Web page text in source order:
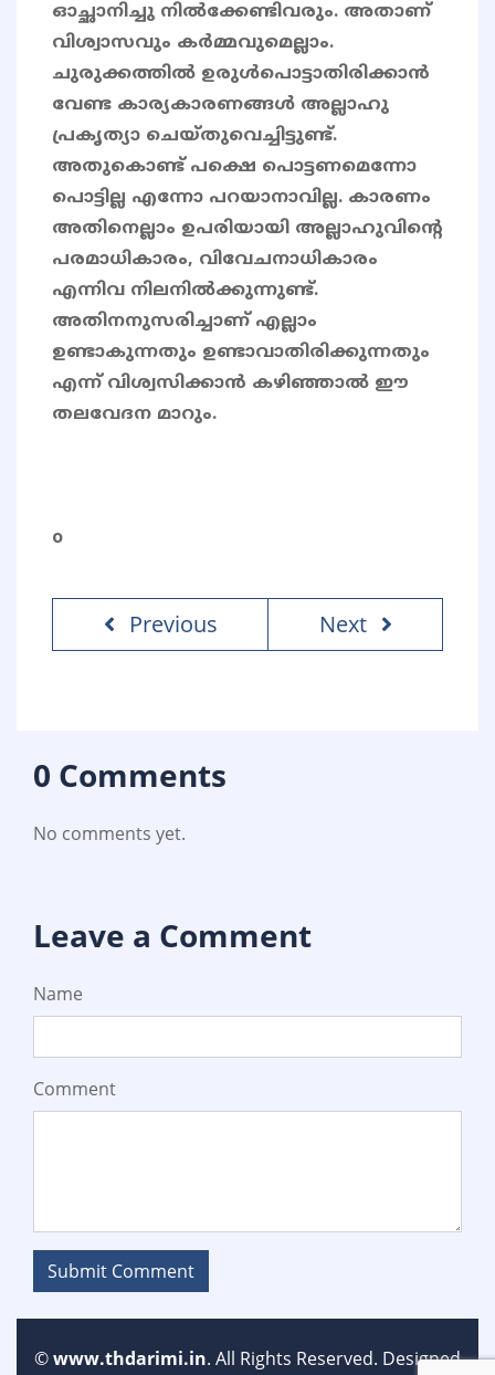
ഓച്ഛാനിച്ചു നിൽക്കേണ്ടിവരും. അതാണ്
വിശ്വാസവും കർമ്മവുമെല്ലാം.
ചുരുക്കത്തിൽ ഉരുൾപൊട്ടാതിരിക്കാൻ
വേണ്ട കാര്യകാരണങ്ങൾ അല്ലാഹു
പ്രകൃത്യാ ചെയ്തുവെച്ചിട്ടുണ്ട്.
അതുകൊണ്ട് പക്ഷെ പൊട്ടണമെന്നോ
പൊട്ടില്ല എന്നോ പറയാനാവില്ല. കാരണം
അതിനെല്ലാം ഉപരിയായി അല്ലാഹുവിൻ്റെ
പരമാധികാരം, വിവേചനാധികാരം
എന്നിവ നിലനിൽക്കുന്നുണ്ട്.
അതിനനുസരിച്ചാണ് എല്ലാം
ഉണ്ടാകുന്നതും ഉണ്ടാവാതിരിക്കുന്നതും
എന്ന് വിശ്വസിക്കാൻ കഴിഞ്ഞാൽ ഈ
തലവേദന മാറും.
o
Previous Next
0 Comments
No comments yet.
Leave a Comment
Name
Comment
Submit Comment
©www.thdarimi.in. All Rights Reserved. Designed